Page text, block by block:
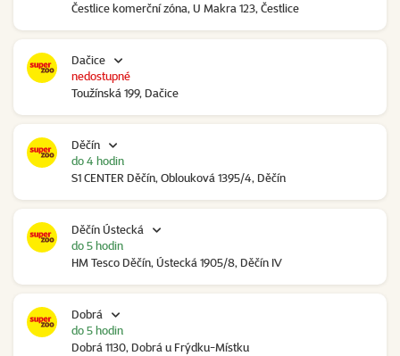
Čestlice komerční zóna, U Makra 123, Čestlice
Dačice
Toužínská 199, Dačice
nedostupné
Děčín
S1 CENTER Děčín, Oblouková 1395/4, Děčín
do 4 hodin
Děčín Ústecká
HM Tesco Děčín, Ústecká 1905/8, Děčín IV
do 5 hodin
Dobrá
Dobrá 1130, Dobrá u Frýdku-Místku
do 5 hodin